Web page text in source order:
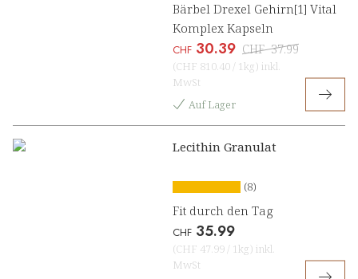
Bärbel Drexel Gehirn[1] Vital
Komplex Kapseln
CHF 30.39 CHF 37.99
(CHF 810.40 / 1kg) inkl.
MwSt
Auf Lager
Lecithin Granulat
(8)
Fit durch den Tag
CHF 35.99
(CHF 47.99 / 1kg) inkl.
MwSt